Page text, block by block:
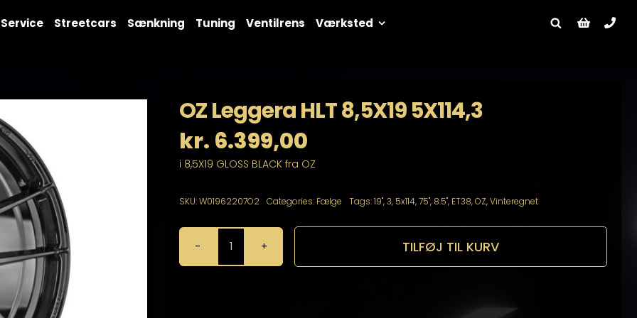
Service Streetcars Sænkning Tuning Ventilrens Værksted
OZ Leggera HLT 8,5X19 5X114,3
kr. 6.399,00
i 8,5X19 GLOSS BLACK fra OZ
SKU:W01962207O2 Categories: Fælge Tags:19",3, 5x114,75", 8.5", ET38,OZ,Vinteregnet
OZ
Leggera
TILFØJ TIL KURV